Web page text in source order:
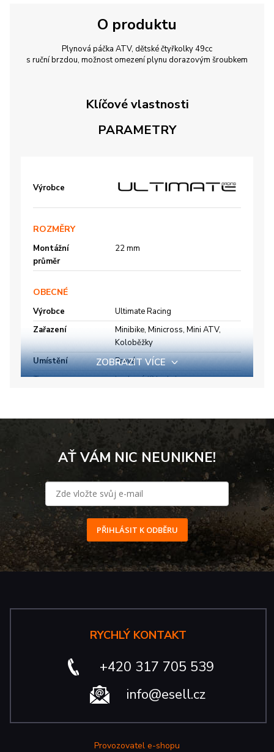
O produktu
Plynová páčka ATV, dětské čtyřkolky 49cc
s ruční brzdou, možnost omezení plynu dorazovým šroubkem
Klíčové vlastnosti
PARAMETRY
Výrobce
ROZMĚRY
Montážní
průměr
22 mm
OBECNÉ
Výrobce
Ultimate Racing
Zařazení
Minibike, Minicross, Mini ATV,
Koloběžky
Umístění
Pravá
Typ
Lanková (2 lanka)
ZOBRAZIT VÍCE
AŤ VÁM NIC NEUNIKNE!
PŘIHLÁSIT K ODBĚRU
RYCHLÝ KONTAKT
+420 317 705 539
info@esell.cz
Provozovatel e-shopu